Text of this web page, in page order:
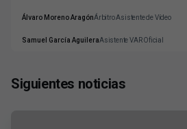
Álvaro Moreno AragónÁrbitro Asistente de Vídeo
Samuel García AguileraAsistente VAR Oficial
Siguientes noticias